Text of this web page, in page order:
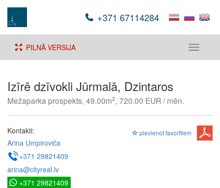
+371 67114284
Toggle
PILNĀ VERSIJA
Izīrē dzīvokli Jūrmalā, Dzintaros
Mežaparka prospekts, 49.00m2, 720.00 EUR / mēn.
pievienot favorītiem
Kontakti:
Arina Umpiroviča
+371 29821409
arina@cityreal.lv
+371 29821409